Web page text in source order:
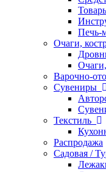
Печь-
Очаги,
Варочно-
Сувениры
Текстиль
Распродажа
Садовая /